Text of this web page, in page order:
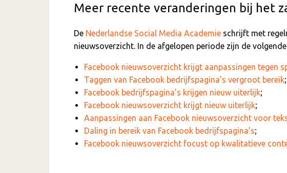
Meer recente veranderingen bij het
De Nederlandse Social Media Academie schrijft met
nieuwsoverzicht. In de afgelopen periode zijn de
Facebook nieuwsoverzicht krijgt aanpassingen tegen
Taggen van Facebook bedrijfspagina’s vergroot bereik;
Facebook bedrijfspagina’s krijgen nieuw uiterlijk;
Facebook nieuwsoverzicht krijgt nieuw uiterlijk;
Aanpassingen aan Facebook nieuwsoverzicht voor
Daling in bereik van Facebook bedrijfspagina’s;
Facebook nieuwsoverzicht focust op kwalitatieve